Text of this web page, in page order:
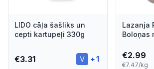
LIDO cāļa šašliks un
cepti kartupeļi 330g
€3.31 +1
Lazanja
Boloņas
€2.99
€7.47/kg